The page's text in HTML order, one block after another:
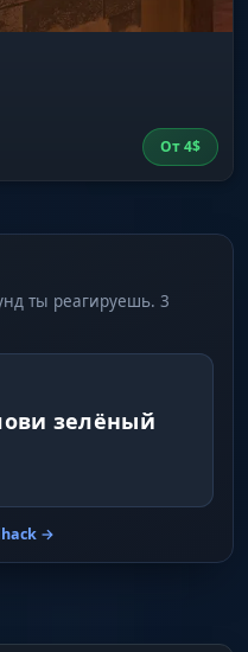
От4$
ты реагируешь. 3
зелёный
→